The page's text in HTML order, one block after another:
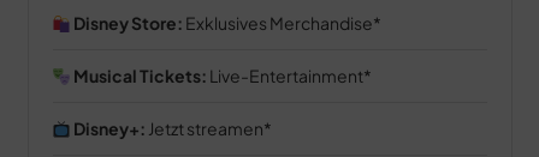
Disney Store: Exklusives Merchandise
Musical Tickets: Live-Entertainment
Disney+: Jetzt streamen